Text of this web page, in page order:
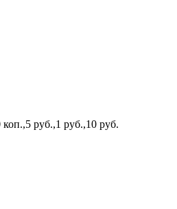
руб.,1 руб.,10 руб.